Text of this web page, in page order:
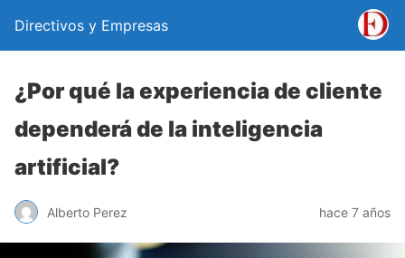
Directivos y Empresas
¿Por qué la experiencia de cliente
dependerá de la inteligencia
artificial?
Alberto Perez hace 7 años